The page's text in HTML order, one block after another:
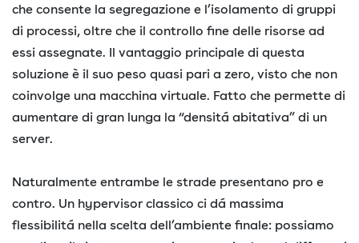
che consente la segregazione e l’isolamento di gruppi
di processi, oltre che il controllo fine delle risorse ad
essi assegnate. Il vantaggio principale di questa
soluzione è il suo peso quasi pari a zero, visto che non
coinvolge una macchina virtuale. Fatto che permette di
aumentare di gran lunga la “densitá abitativa” di un
server.
Naturalmente entrambe le strade presentano pro e
contro. Un hypervisor classico ci dá massima
flessibilitá nella scelta dell’ambiente finale: possiamo